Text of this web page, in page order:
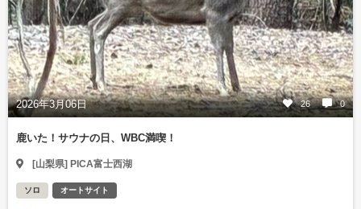
2026年3月06日 26 0
鹿いた！サウナの日、WBC満喫！
[山梨県] PICA富士西湖
ソロ オートサイト